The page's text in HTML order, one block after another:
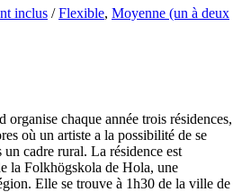
inclus /Flexible, Moyenne (un à deux
chaque année trois résidences,
où un artiste a la possibilité de se
cadre rural. La résidence est
la Folkhögskola de Hola, une
Elle se trouve à 1h30 de la ville de